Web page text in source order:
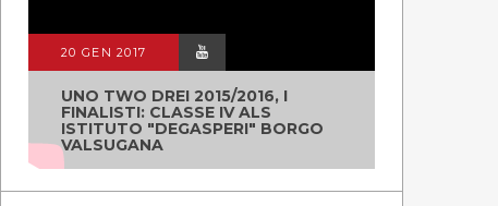
20 GEN 2017
UNO TWO DREI 2015/2016, I
FINALISTI: CLASSE IV ALS
ISTITUTO "DEGASPERI" BORGO
VALSUGANA